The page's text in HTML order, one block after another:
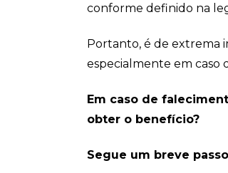
conforme definido na
Portanto, é de extrema
especialmente em caso
Em caso de
obter o benefício?
Segue um breve